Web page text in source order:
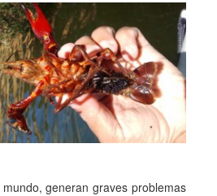
generan graves problemas